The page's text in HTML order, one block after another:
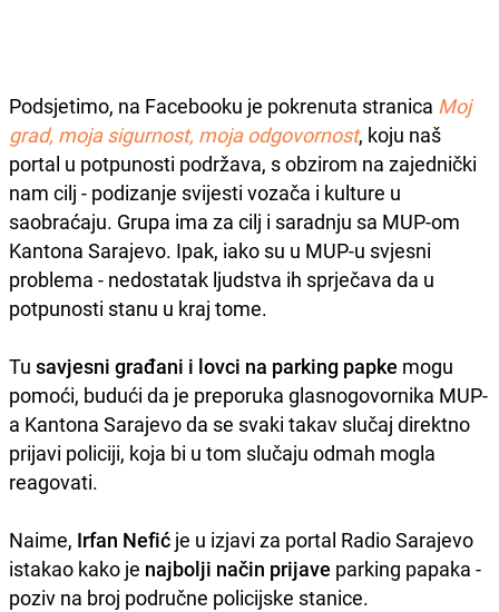
Podsjetimo, na Facebooku je pokrenuta stranica Moj
grad, moja sigurnost, moja odgovornost, koju naš
portal u potpunosti podržava, s obzirom na zajednički
nam cilj - podizanje svijesti vozača i kulture u
saobraćaju. Grupa ima za cilj i saradnju sa MUP-om
Kantona Sarajevo. Ipak, iako su u MUP-u svjesni
problema - nedostatak ljudstva ih sprječava da u
potpunosti stanu u kraj tome.
Tu savjesni građani i lovci na parking papke mogu
pomoći, budući da je preporuka glasnogovornika MUP-
a Kantona Sarajevo da se svaki takav slučaj direktno
prijavi policiji, koja bi u tom slučaju odmah mogla
reagovati.
Naime, Irfan Nefić je u izjavi za portal Radio Sarajevo
istakao kako je najbolji način prijave parking papaka -
poziv na broj područne policijske stanice.